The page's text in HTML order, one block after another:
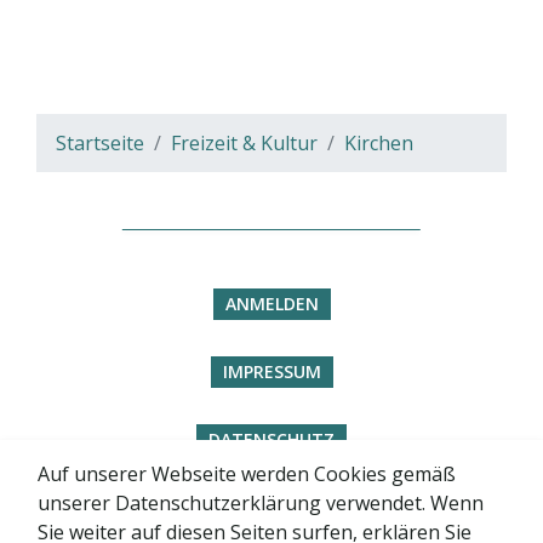
Auf unserer Webseite werden Cookies gemäß
unserer Datenschutzerklärung verwendet. Wenn
Sie weiter auf diesen Seiten surfen, erklären Sie
Startseite Freizeit & Kultur Kirchen
ANMELDEN
IMPRESSUM
DATENSCHUTZ
BARRIEREFREIHEITSERKLÄRUNG